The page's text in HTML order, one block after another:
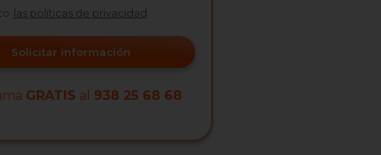
las políticas de privacidad
Solicitar información
GRATIS al 938 25 68 68